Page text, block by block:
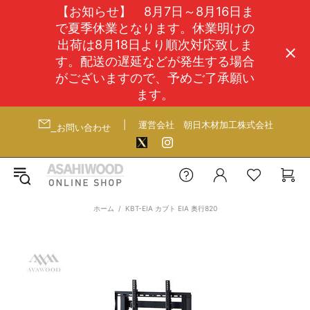
【お知らせ】 8月7日～8月16日ま
で夏季休業となります。休業明けの
出荷は8月18日より順次対応致しま
す。配送の遅延などが発生する場合
がございますので、予めご了承願い
ます。
お問い合わせ 運営会社 朝日木材加工株式会社
ホーム KBT-EIA カブト EIA 奥行820